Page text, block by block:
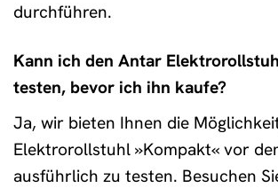
durchführen.
Kann ich den Antar
testen, bevor ich ihn kaufe?
Ja, wir bieten Ihnen die
Elektrorollstuhl »Kompakt« vor
ausführlich zu testen. Besuchen